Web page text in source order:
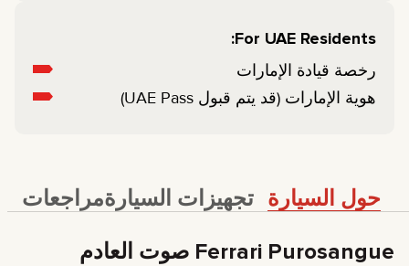
For UAE Residents:
رخصة قيادة الإمارات
هوية الإمارات (قد يتم قبول UAE Pass)
حول السيارة تجهيزات السيارةمراجعات
Ferrari Purosangue صوت العادم